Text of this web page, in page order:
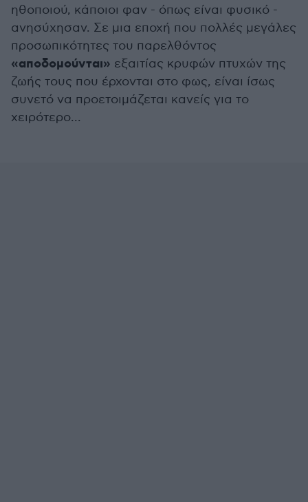
ηθοποιού, κάποιοι φαν - όπως είναι φυσικό -
ανησύχησαν. Σε μια εποχή που πολλές μεγάλες
προσωπικότητες του παρελθόντος
«αποδομούνται» εξαιτίας κρυφών πτυχών της
ζωής τους που έρχονται στο φως, είναι ίσως
συνετό να προετοιμάζεται κανείς για το
χειρότερο...